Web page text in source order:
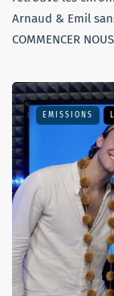
Arnaud & Emil
COMMENCER
EMISSIONS